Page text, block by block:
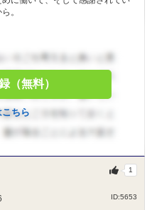
。
（無料）
こちら
ID:5653
1